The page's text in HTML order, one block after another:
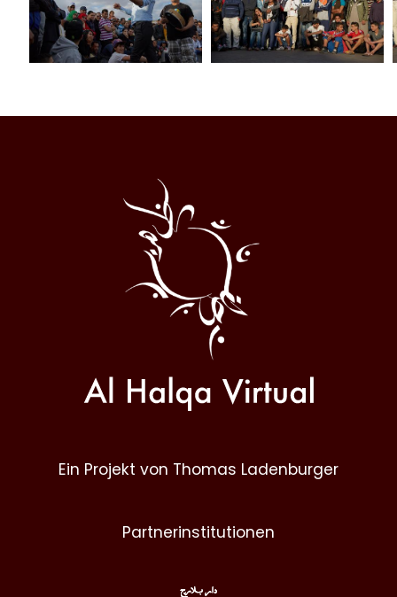
Halqa
Ein Projekt von Thomas Ladenburger
Partnerinstitutionen